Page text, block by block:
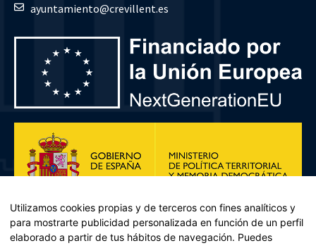
ayuntamiento@crevillent.es
Utilizamos cookies propias y de terceros con fines analíticos y
para mostrarte publicidad personalizada en función de un perfil
elaborado a partir de tus hábitos de navegación. Puedes